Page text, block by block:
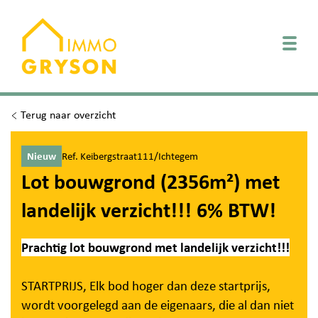
Terug naar overzicht
Nieuw Ref. Keibergstraat111/Ichtegem
Lot bouwgrond (2356m²) met
landelijk verzicht!!! 6% BTW!
Prachtig lot bouwgrond met landelijk verzicht!!!
STARTPRIJS, Elk bod hoger dan deze startprijs,
wordt voorgelegd aan de eigenaars, die al dan niet